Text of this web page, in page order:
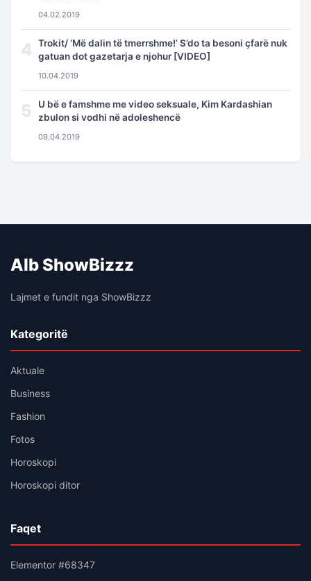
04.02.2019
4
Trokit/ ‘Më dalin të tmerrshme!’ S’do ta besoni çfarë nuk
gatuan dot gazetarja e njohur [VIDEO]
10.04.2019
5
U bë e famshme me video seksuale, Kim Kardashian
zbulon si vodhi në adoleshencë
09.04.2019
Alb ShowBizzz
Lajmet e fundit nga ShowBizzz
Kategoritë
Aktuale
Business
Fashion
Fotos
Horoskopi
Horoskopi ditor
Faqet
Elementor #68347